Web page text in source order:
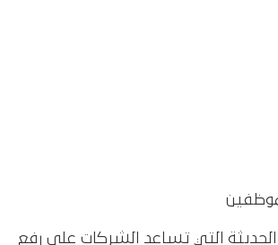
الحديثة التي تساعد الشركات على رفع